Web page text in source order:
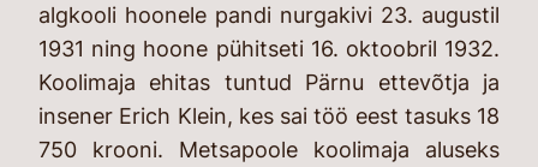
algkooli hoonele pandi nurgakivi 23. augustil
1931 ning hoone pühitseti 16. oktoobril 1932.
Koolimaja ehitas tuntud Pärnu ettevõtja ja
insener Erich Klein, kes sai töö eest tasuks 18
750 krooni. Metsapoole koolimaja aluseks